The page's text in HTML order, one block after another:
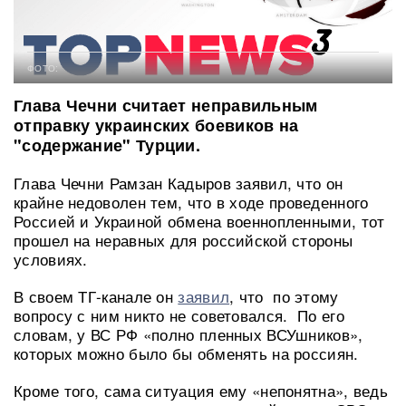
ФОТО:
Глава Чечни считает неправильным
отправку украинских боевиков на
"содержание" Турции.
Глава Чечни Рамзан Кадыров заявил, что он
крайне недоволен тем, что в ходе проведенного
Россией и Украиной обмена военнопленными, тот
прошел на неравных для российской стороны
условиях.
В своем ТГ-канале онзаявил, что по этому
вопросу с ним никто не советовался. По его
словам, у ВС РФ «полно пленных ВСУшников»,
которых можно было бы обменять на россиян.
Кроме того, сама ситуация ему «непонятна», ведь